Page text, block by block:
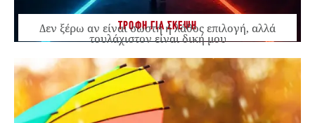
ΤΡΟΦΗ ΓΙΑ ΣΚΕΨΗ
Δεν ξέρω αν είναι σωστή ή λάθος επιλογή, αλλά
τουλάχιστον είναι δική μου